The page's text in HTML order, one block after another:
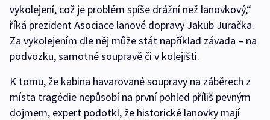
vykolejení, což je problém spíše drážní než lanovkový,“
říká prezident Asociace lanové dopravy Jakub Juračka.
Za vykolejením dle něj může stát například závada – na
podvozku, samotné soupravě či v kolejišti.
K tomu, že kabina havarované soupravy na záběrech z
místa tragédie nepůsobí na první pohled příliš pevným
dojmem, expert podotkl, že historické lanovky mají